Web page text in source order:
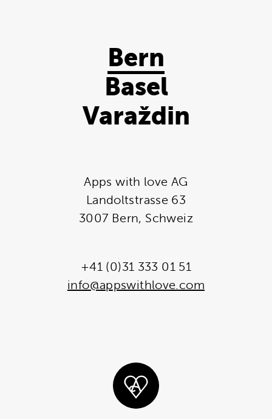
Bern
Basel
Varaždin
Apps with love AG
Landoltstrasse 63
3007 Bern, Schweiz
+41 (0)31 333 01 51
info@appswithlove.com